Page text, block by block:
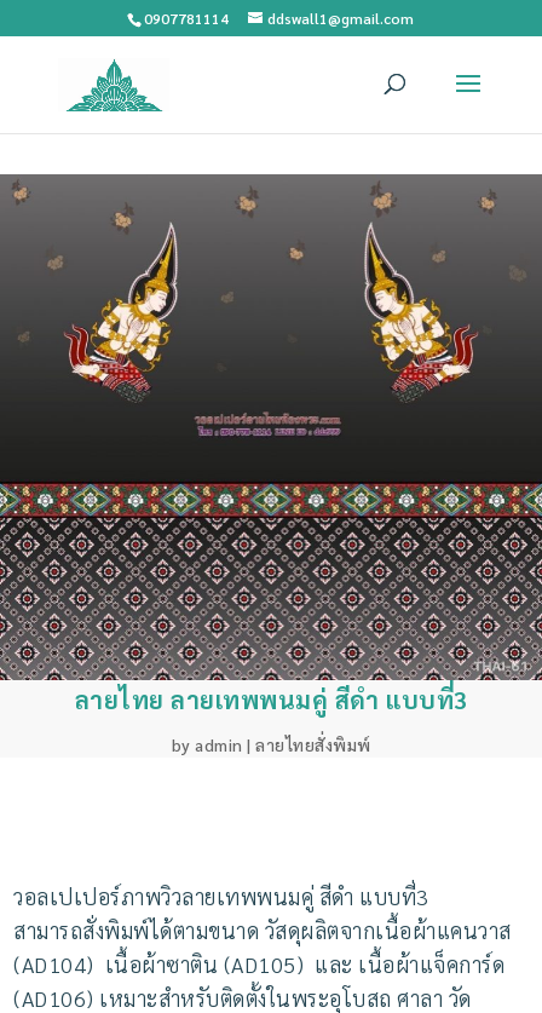
0907781114 ddswall1@gmail.com
ลายไทย ลายเทพพนมคู่ สีดำ แบบที่3
by admin | ลายไทยสั่งพิมพ์
วอลเปเปอร์ภาพวิวลายเทพพนมคู่ สีดำ แบบที่3
สามารถสั่งพิมพ์ได้ตามขนาด วัสดุผลิตจากเนื้อผ้าแคนวาส
(AD104) เนื้อผ้าซาติน (AD105) และ เนื้อผ้าแจ็คการ์ด
(AD106) เหมาะสำหรับติดตั้งในพระอุโบสถ ศาลา วัด